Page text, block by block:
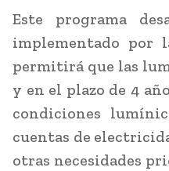
Este programa
implementado por
permitirá que las
y en el plazo de 4
condiciones
cuentas de
otras necesidades